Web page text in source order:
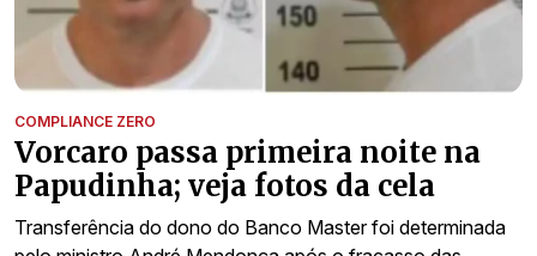
COMPLIANCE ZERO
Vorcaro passa primeira noite na
Papudinha; veja fotos da cela
Transferência do dono do Banco Master foi determinada